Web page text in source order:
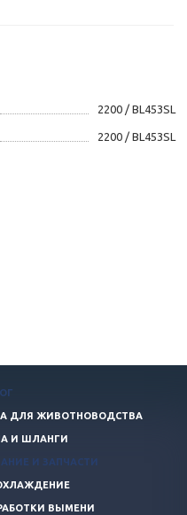
2200 / BL453SL
2200 / BL453SL
ДЛЯ ЖИВОТНОВОДСТВА
И ШЛАНГИ
И ЗАПЧАСТИ
ВЫМЕНИ